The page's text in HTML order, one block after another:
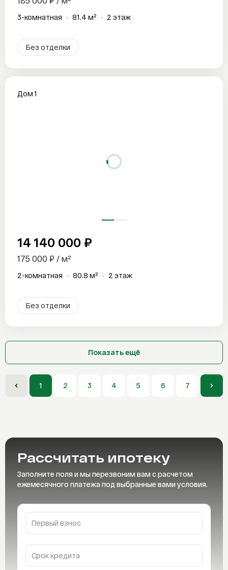
3-комнатная 81.4 м² 2 этаж
Без отделки
Дом 1
14 140 000 ₽
175 000 ₽ / м²
2-комнатная 80.8 м² 2 этаж
Без отделки
1 2 3 4 5 6 7 8
Показать ещё
Рассчитать ипотеку
Заполните поля и мы перезвоним вам с расчетом
ежемесячного платежа под выбранные вами условия.
Первый взнос
Срок кредита